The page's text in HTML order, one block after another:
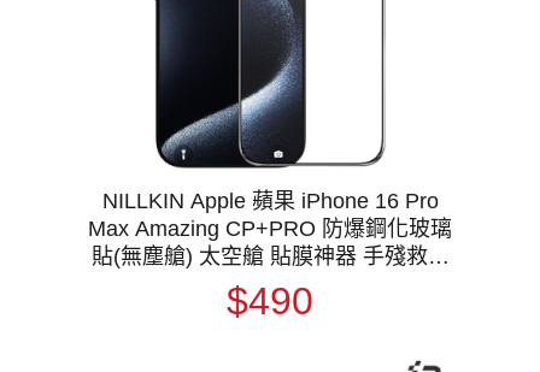
NILLKIN Apple 蘋果 iPhone 16 Pro
Max Amazing CP+PRO 防爆鋼化玻璃
貼(無塵艙) 太空艙 貼膜神器 手殘救星
9H 滿版 玻璃膜 鋼化膜 手機螢幕貼 保
護貼
$490